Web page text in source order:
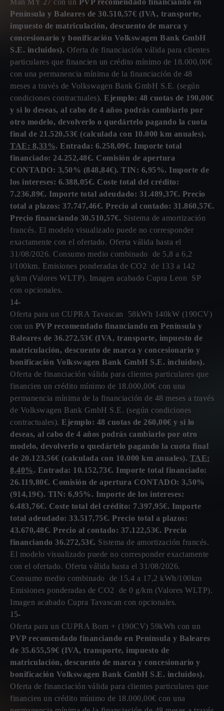
Península y Baleares de 30.510,57€ (IVA, transporte,
impuesto de matriculación, descuento de marca y
concesionario y bonificación Volkswagen Bank GmbH
S.E. incluidos). Oferta de financiación válida para clientes
particulares que financien un crédito mínimo de 18.000,00€
con una permanencia mínima de la financiación de 48
meses a través de Volkswagen Bank GmbH S.E. (según
condiciones contractuales). Ejemplo: 48 cuotas de 190,00€
y si lo deseas, al cabo de 4 años podrás cambiarlo por
otro modelo, devolverlo o quedártelo pagando la cuota
final de 21.520,53€ (calculada con 10.000 km anuales).
TAE: 8,33%. Entrada: 6.258,09€. Importe total
financiado: 24.252,48€. Comisión de apertura
CONTADO: 3,50% (848,84€). TIN: 6,95%. Importe de
los intereses: 6.388,05€. Coste total del crédito:
7.236,89€. Importe total adeudado: 31.489,37€. Precio
total a plazos: 37.747,46€. Precio al contado: 31.860,57€.
Precio financiando 30.510,57€. Sistema de amortización
francés. El modelo visualizado puede no corresponder
exactamente con el ofertado. Oferta válida hasta el
31/08/2026. Consumo medio combinado de 5,8 a 6,2
l/100km. Emisiones ponderadas de CO2 de 133 a 142
g/km (Valores WLTP). Imagen acabado Cupra Leon SP
con opcionales.
14-
Oferta para un CUPRA Tavascan 58kWh 140kW (190CV)
con un PVP recomendado financiando en Península y
Baleares de 36.272,53€ (IVA, transporte, impuesto de
matriculación, descuento de marca y concesionario y
bonificación Volkswagen Bank GmbH S.E. incluidos).
Oferta de financiación válida para clientes particulares que
financien un crédito mínimo de 18.000,00€ con una
permanencia mínima de la financiación de 48 meses a través
de Volkswagen Bank GmbH S.E. (según condiciones
contractuales). Ejemplo: 48 cuotas de 260,00€ y si lo
deseas, al cabo de 4 años podrás cambiarlo por otro
modelo, devolverlo o quedártelo pagando la cuota final
de 20.123,56€ (calculada con 10.000 km anuales). TAE:
8,40%. Entrada: 10.152,73€. Importe total financiado:
26.119,80€. Comisión de apertura CONTADO: 3,50%
(914,19€). TIN: 6,95%. Importe de los intereses:
6.483,76€. Coste total del crédito: 7.397,95€. Importe
total adeudado: 33.517,75€. Precio total a plazos:
43.670,48€. Precio al contado: 37.122,53€. Precio
financiando 36.272,53€. Sistema de amortización francés.
El modelo visualizado puede no corresponder exactamente
con el ofertado. Oferta válida hasta el 31/08/2026.
Consumo medio combinado de 15,4 a 17,2 kWh/100km
Emisiones ponderadas de CO2 de 0 g/km (Valores WLTP).
Imagen acabado Cupra Tavascan con opcionales.
15-
Oferta para un CUPRA Born + (190CV) 59kWh con un
PVP recomendado financiando en Península y Baleares
de 35.655,59€ (IVA, transporte, impuesto de
matriculación, descuento de marca y concesionario y
bonificación Volkswagen Bank GmbH S.E. incluidos).
Oferta de financiación válida para clientes particulares que
financien un crédito mínimo de 18.000,00€ con una